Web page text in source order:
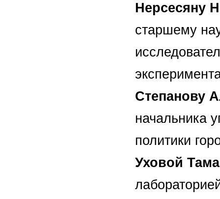
Нерсесяну
старшему
Степанову
начальника
политики
Уховой